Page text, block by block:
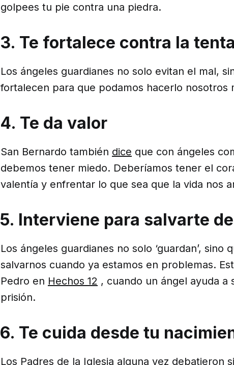
golpees tu pie contra una piedra.
3. Te fortalece contra la
Los ángeles guardianes no solo evitan el mal,
fortalecen para que podamos hacerlo nosotros
4. Te da valor
San Bernardo también dice que con ángeles
debemos tener miedo. Deberíamos tener el
valentía y enfrentar lo que sea que la vida nos
5. Interviene para salvarte
Los ángeles guardianes no solo ‘guardan’, sino
salvarnos cuando ya estamos en problemas.
Pedro en Hechos 12 , cuando un ángel ayuda a
prisión.
6. Te cuida desde tu
Los Padres de la Iglesia alguna vez debatieron